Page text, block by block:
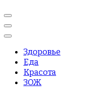
Здоровье
Еда
Красота
ЗОЖ